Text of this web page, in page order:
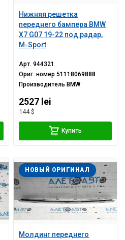
Нижняя решетка
переднего бампера BMW
X7 G07 19-22 под радар,
M-Sport
Арт.944321
Ориг. номер51118069888
Производитель BMW
2527 lei
144 $
Купить
Молдинг переднего
НОВЫЙ ОРИГИНАЛ